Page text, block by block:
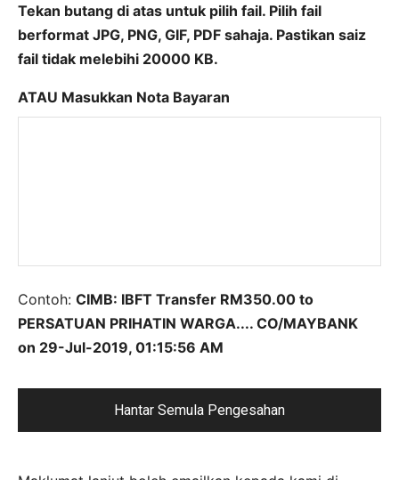
Tekan butang di atas untuk pilih fail. Pilih fail
berformat JPG, PNG, GIF, PDF sahaja. Pastikan saiz
fail tidak melebihi 20000 KB.
ATAU Masukkan Nota Bayaran
Contoh: CIMB: IBFT Transfer RM350.00 to
PERSATUAN PRIHATIN WARGA.... CO/MAYBANK
on 29-Jul-2019, 01:15:56 AM